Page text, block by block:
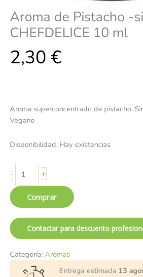
Aroma de Pistacho -
CHEFDELICE 10 ml
2,30 €
Aroma superconcentrado de pistacho.
Vegano
Disponibilidad: Hay existencias
- +
Comprar
Contactar para descuento
Categoría: Aromas
Entrega estimada 13